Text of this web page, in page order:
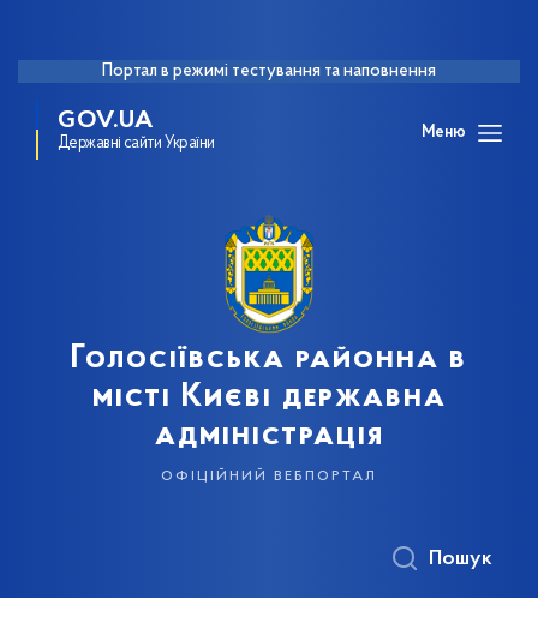
Портал в режимі тестування та наповнення
GOV.UA
Державні сайти України
Меню
Голосіївська районна в
місті Києві державна
адміністрація
офіційний вебпортал
Пошук